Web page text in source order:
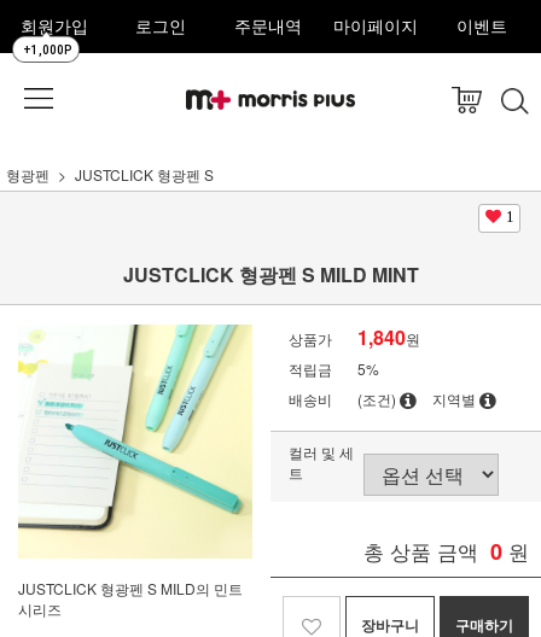
회원가입
+1,000P
로그인 주문내역 마이페이지 이벤트
형광펜 JUSTCLICK 형광펜 S
1
JUSTCLICK 형광펜 S MILD MINT
JUSTCLICK 형광펜 S MILD의 민트
시리즈
상품가 1,840원
적립금
5%
배송비
(조건) 지역별
컬러 및 세
트
총 상품 금액 0 원
장바구니 구매하기